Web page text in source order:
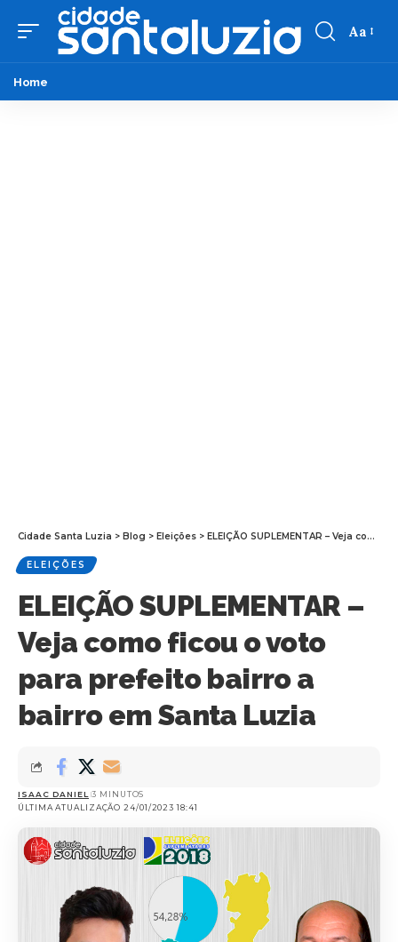
Aa
Home
Cidade Santa Luzia > Blog > Eleições > ELEIÇÃO SUPLEMENTAR – Veja como ficou o voto para prefeito bairro a bairro em Santa Luzia
ELEIÇÕES
ELEIÇÃO SUPLEMENTAR –
Veja como ficou o voto
para prefeito bairro a
bairro em Santa Luzia
ÚLTIMA ATUALIZAÇÃO 24/01/2023 18:41
ISAAC DANIEL 3 MINUTOS